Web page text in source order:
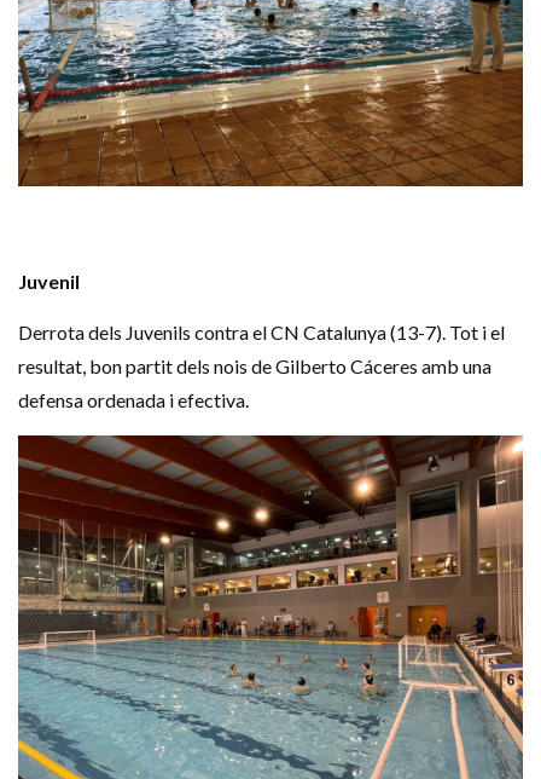
Juvenil
Derrotadels Juvenils contra el CN Catalunya (13-7). Tot i el
resultat, bonpartitdels nois deGilbertoCáceres amb una
defensa ordenada i efectiva.